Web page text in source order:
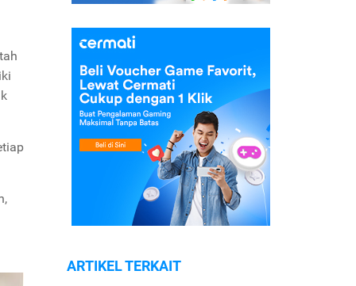
ARTIKEL TERKAIT